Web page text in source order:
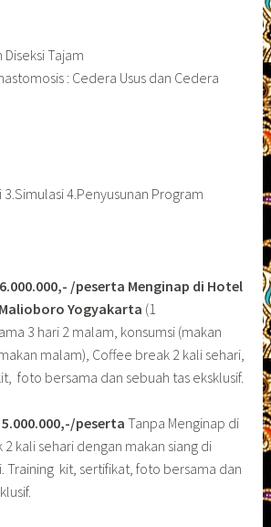
Tajam
: Cedera Usus dan Cedera
3.Simulasi 4.Penyusunan Program
/peserta Menginap di Hotel
Yogyakarta (1
3 hari 2 malam, konsumsi (makan
malam), Coffee break 2 kali sehari,
foto bersama dan sebuah tas eksklusif.
pesertaTanpa Menginap di
kali sehari dengan makan siang di
Training kit, sertifikat, foto bersama dan